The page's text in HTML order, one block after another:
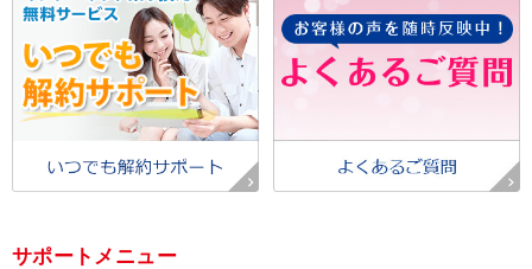
サポートメニュー